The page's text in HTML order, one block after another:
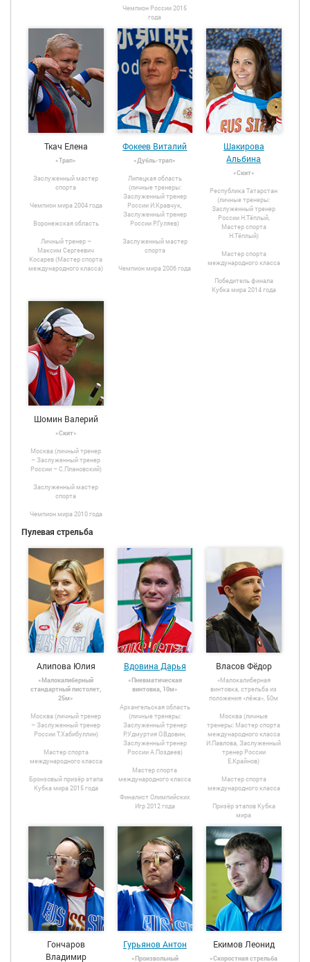
Чемпион России 2015
года
Ткач Елена
«Трап»
Заслуженный мастер
спорта
Чемпион мира 2004 года
Воронежская область
Личный тренер –
Максим Сергеевич
Косарев (Мастер спорта
международного класса)
Фокеев Виталий
«Дубль-трап»
Липецкая область
(личные тренеры:
Заслуженный тренер
России И.Кравчук,
Заслуженный тренер
России Р.Гуляев)
Заслуженный мастер
спорта
Чемпион мира 2006 года
Шакирова
Альбина
«Скит»
Республика Татарстан
(личные тренеры:
Заслуженный тренер
России Н.Тёплый,
Мастер спорта
Н.Тёплый)
Мастер спорта
международного класса
Победитель финала
Кубка мира 2014 года
Шомин Валерий
«Скит»
Москва (личный тренер
– Заслуженный тренер
России – С.Плановский)
Заслуженный мастер
спорта
Чемпион мира 2010 года
Пулевая стрельба
Алипова Юлия
«Малокалиберный
стандартный пистолет,
25м»
Москва (личный тренер
– Заслуженный тренер
России Т.Хабибуллин)
Мастер спорта
международного класса
Бронзовый призёр этапа
Кубка мира 2015 года
Вдовина Дарья
«Пневматическая
винтовка, 10м»
Архангельская область
(личные тренеры:
Заслуженный тренер
Р.Удмуртия О.Вдовин,
Заслуженный тренер
России А.Поздеев)
Мастер спорта
международного класса
Финалист Олимпийских
Игр 2012 года
Власов Фёдор
«Малокалиберная
винтовка, стрельба из
положения «лёжа», 50м
Москва (личные
тренеры: Мастер спорта
международного класса
И.Павлова, Заслуженный
тренер России
Е.Крайнов)
Мастер спорта
международного класса
Призёр этапов Кубка
мира
Гончаров
Владимир
Гурьянов Антон
«Произвольный
Екимов Леонид
«Скоростная стрельба